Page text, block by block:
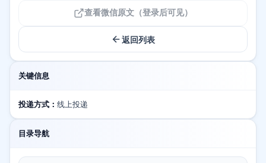
查看微信原文（登录后可见）
返回列表
关键信息
投递方式： 线上投递
目录导航